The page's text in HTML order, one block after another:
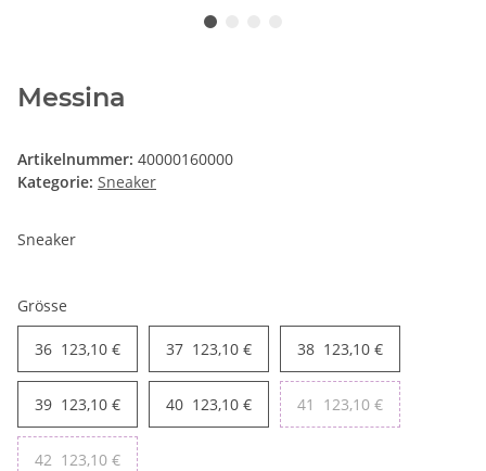
Messina
Artikelnummer: 40000160000
Kategorie: Sneaker
Sneaker
Grösse
36 123,10 € 37 123,10 € 38 123,10 €
39 123,10 € 40 123,10 € 41 123,10 €
42 123,10 €